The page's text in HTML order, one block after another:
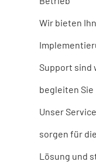
Wir bieten
Support sind
begleiten Sie
Unser
sorgen für
Lösung und